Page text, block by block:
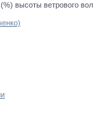
высоты ветрового